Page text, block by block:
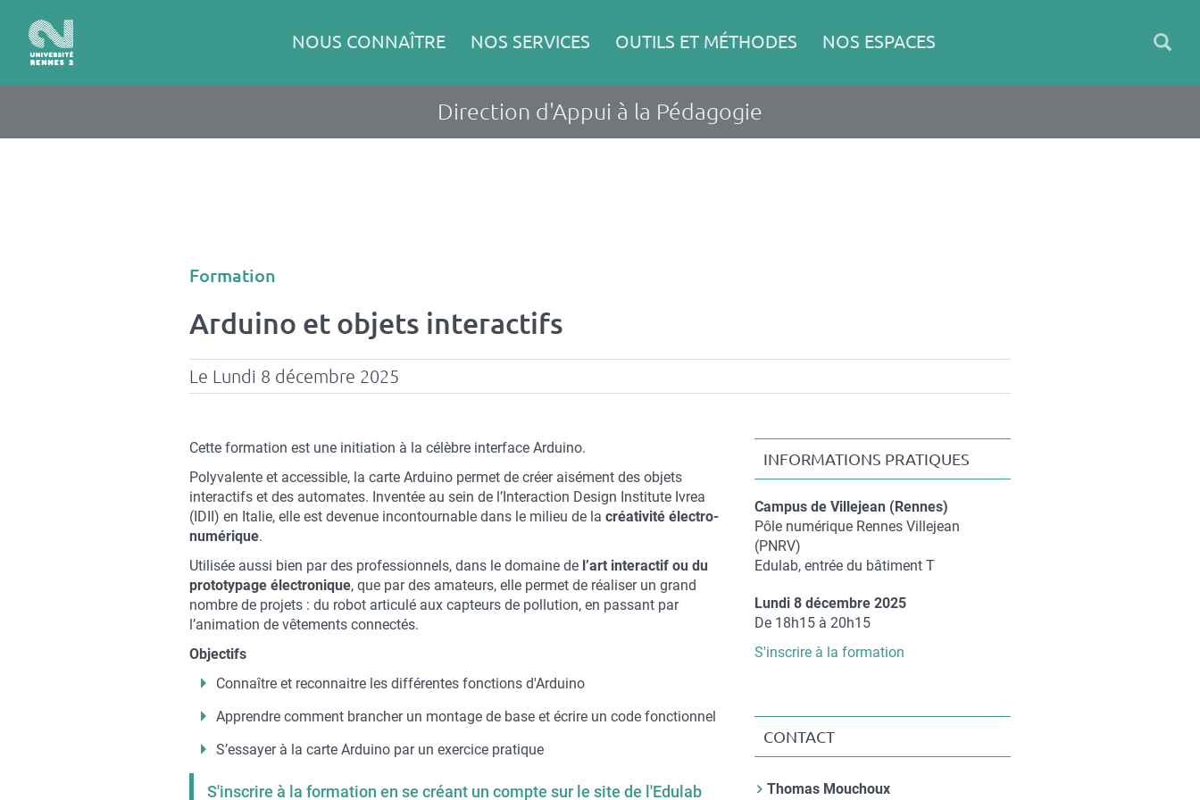
contenu
principal
Navigation
NOUS CONNAÎTRE NOS SERVICES OUTILS ET MÉTHODES NOS ESPACES
Direction d'Appui à la Pédagogie
Type
Formation
Arduino et objets interactifs
Le Lundi 8 décembre 2025
Contenu
forme
de
paragraphes
Cette formation est une initiation à la célèbre interface Arduino.
Polyvalente et accessible, la carte Arduino permet de créer aisément des objets
interactifs et des automates. Inventée au sein de l’Interaction Design Institute Ivrea
(IDII) en Italie, elle est devenue incontournable dans le milieu de la créativité électro-
numérique.
Utilisée aussi bien par des professionnels, dans le domaine de l’art interactif ou du
prototypage électronique, que par des amateurs, elle permet de réaliser un grand
nombre de projets : du robot articulé aux capteurs de pollution, en passant par
l’animation de vêtements connectés.
Objectifs
Connaître et reconnaitre les différentes fonctions d'Arduino
Apprendre comment brancher un montage de base et écrire un code fonctionnel
S’essayer à la carte Arduino par un exercice pratique
S'inscrire à la formation en se créant un compte sur le site de l'Edulab
INFORMATIONS PRATIQUES
Campus de Villejean (Rennes)
Compléments
de
lieu
Pôle numérique Rennes Villejean
(PNRV)
Edulab, entrée du bâtiment T
Lundi 8 décembre 2025
Complément
date
De 18h15 à 20h15
S'inscrire à la formation
CONTACT
Thomas Mouchoux